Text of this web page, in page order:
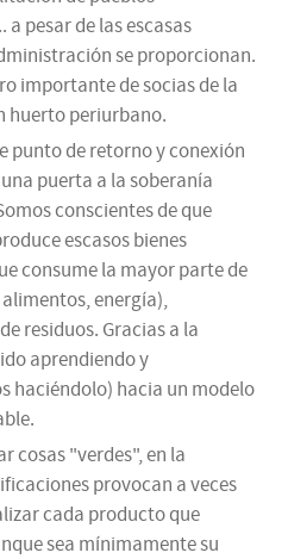
pesar de las escasas
se proporcionan.
importante de socias de la
huerto periurbano.
punto de retorno y conexión
puerta a la soberanía
conscientes de que
escasos bienes
consume la mayor parte de
energía),
residuos. Gracias a la
aprendiendo y
haciéndolo) hacia un modelo
cosas "verdes", en la
provocan a veces
cada producto que
sea mínimamente su